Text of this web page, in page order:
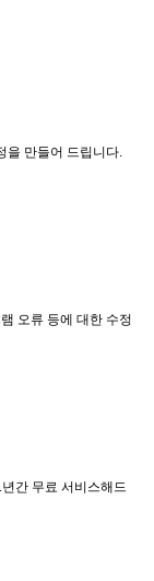
을 만들어 드립니다.
오류 등에 대한 수정
간 무료 서비스해드